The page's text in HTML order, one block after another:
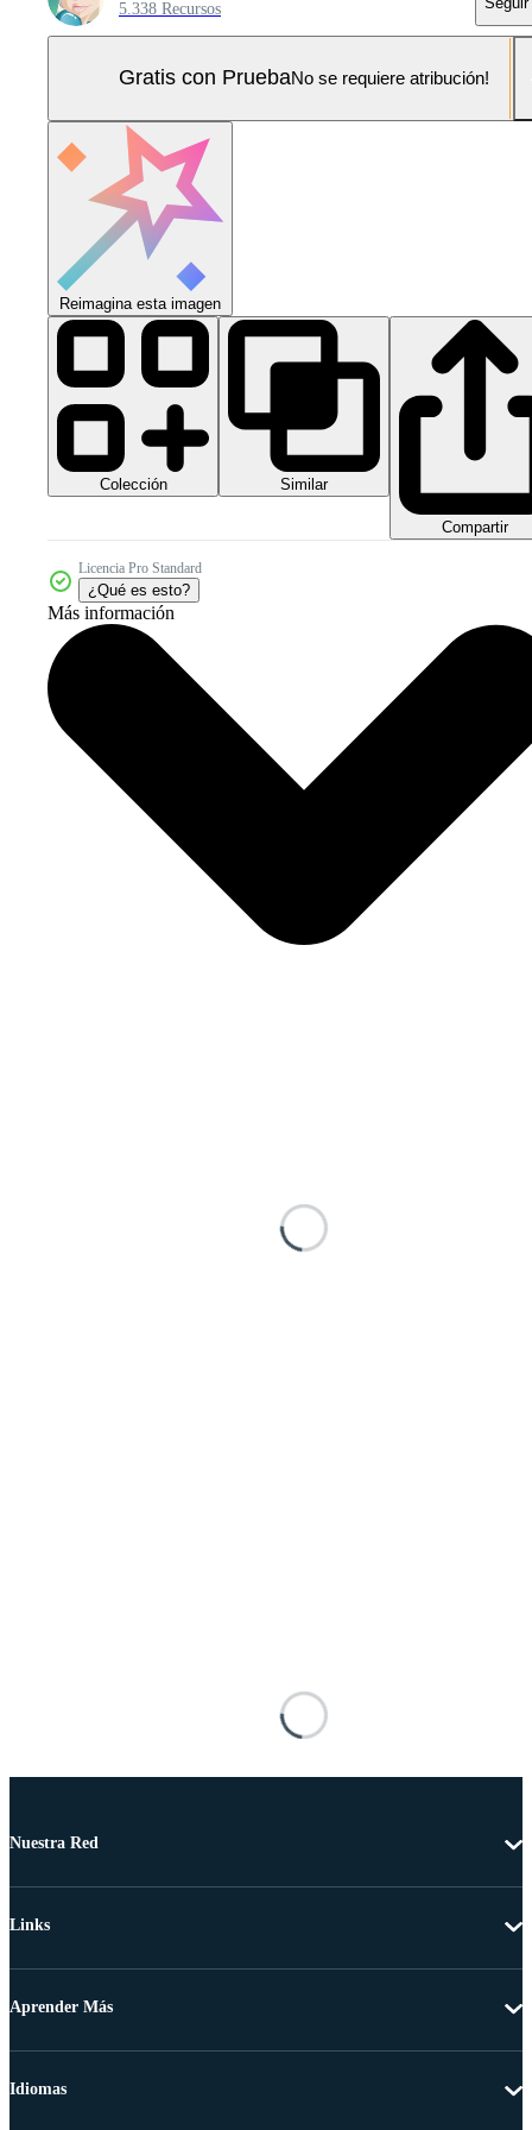
5.338 Recursos
Gratis con PruebaNo se requiere atribución!
Reimagina esta imagen
Colección Similar
Compartir
Licencia Pro Standard
¿Qué es esto?
Más información
Nuestra Red
Links
Aprender Más
Idiomas